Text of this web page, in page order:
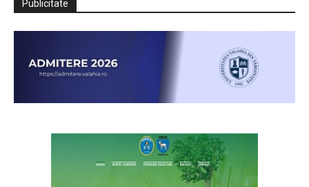
Publicitate